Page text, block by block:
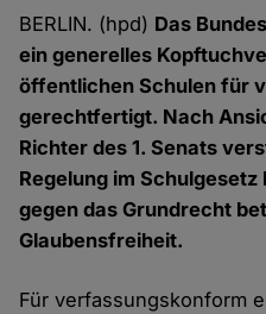
BERLIN. (hpd) Das
ein generelles
öffentlichen Schulen für
gerechtfertigt. Nach
Richter des 1. Senats
Regelung im
gegen das Grundrecht
Glaubensfreiheit.
Für verfassungskonform